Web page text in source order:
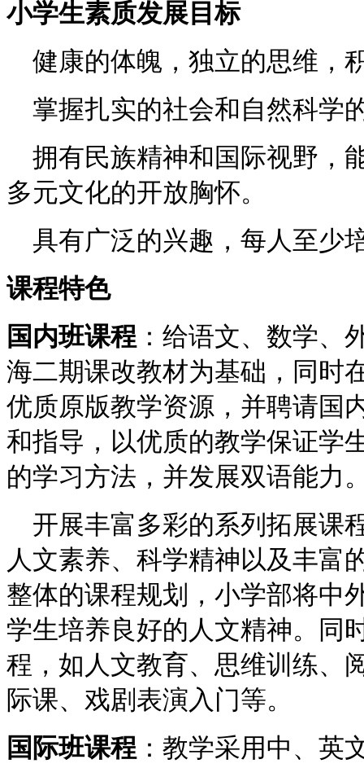
小学生素质发展目标
健康的体魄，独立的思维，
掌握扎实的社会和自然科学
拥有民族精神和国际视野，
多元文化的开放胸怀。
具有广泛的兴趣，每人至少
课程特色
国内班课程 ：给语文、数学、
海二期课改教材为基础，同时
优质原版教学资源，并聘请国
和指导，以优质的教学保证学
的学习方法，并发展双语能力
开展丰富多彩的系列拓展课
人文素养、科学精神以及丰富
整体的课程规划，小学部将中
学生培养良好的人文精神。同
程，如人文教育、思维训练、
际课、戏剧表演入门等。
国际班课程 ：教学采用中、英